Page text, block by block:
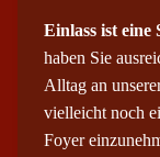
Einlass ist eine
haben Sie
Alltag an
vielleicht noch
Foyer